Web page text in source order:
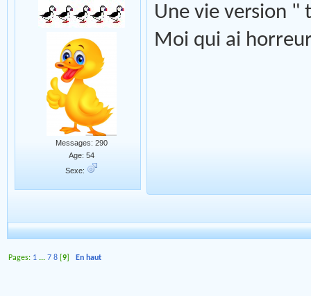
Messages: 290
Age: 54
Sexe:
Une vie version "
Moi qui ai
Pages: 1 ... 7 8 [9 En haut